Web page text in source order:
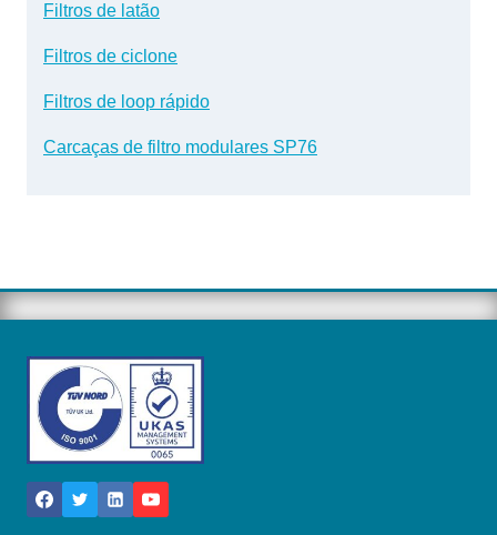
Filtros de latão
Filtros de ciclone
Filtros de loop rápido
Carcaças de filtro modulares SP76